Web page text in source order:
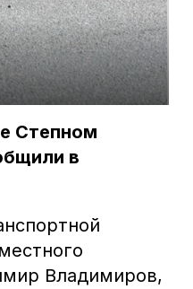
Степном
в
Владимиров,